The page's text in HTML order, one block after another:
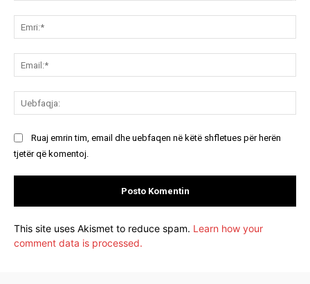
Ruaj emrin tim, email dhe uebfaqen në këtë shfletues për herën
tjetër që komentoj.
This site uses Akismet to reduce spam. Learn how your
comment data is processed.